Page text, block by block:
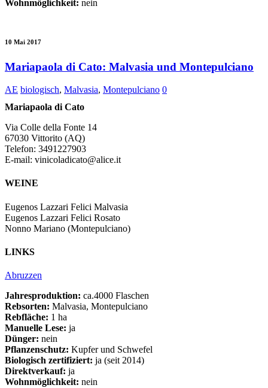
Wohnmöglichkeit: nein
10 Mai 2017
Mariapaola di Cato: Malvasia und Montepulciano
AE biologisch, Malvasia, Montepulciano 0
Mariapaola di Cato
Via Colle della Fonte 14
67030 Vittorito (AQ)
Telefon: 3491227903
E-mail: vinicoladicato@alice.it
WEINE
Eugenos Lazzari Felici Malvasia
Eugenos Lazzari Felici Rosato
Nonno Mariano (Montepulciano)
LINKS
Abruzzen
Jahresproduktion: ca.4000 Flaschen
Rebsorten: Malvasia, Montepulciano
Rebfläche: 1 ha
Manuelle Lese: ja
Dünger: nein
Pflanzenschutz: Kupfer und Schwefel
Biologisch zertifiziert: ja (seit 2014)
Direktverkauf: ja
Wohnmöglichkeit: nein